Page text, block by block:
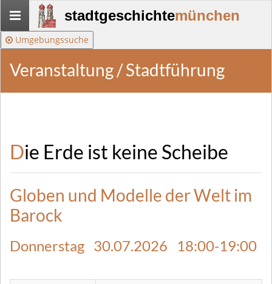
Stadtgeschichte-
München
stadtgeschichtemünchen
Umgebungssuche
Veranstaltung / Stadtführung
Die Erde ist keine Scheibe
Globen und Modelle der Welt im
Barock
Donnerstag 30.07.2026 18:00-19:00